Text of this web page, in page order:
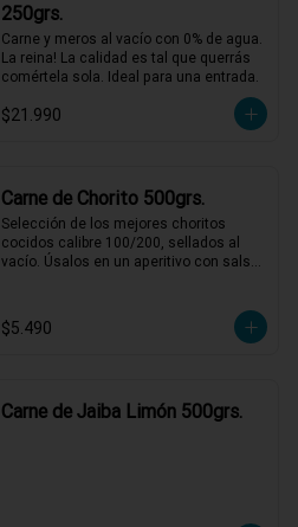
250grs.
Carne y meros al vacío con 0% de agua.
La reina! La calidad es tal que querrás
comértela sola. Ideal para una entrada.
$21.990
Carne de Chorito 500grs.
Selección de los mejores choritos
cocidos calibre 100/200, sellados al
vacío. Úsalos en un aperitivo con salsa
$5.490
Carne de Jaiba Limón 500grs.